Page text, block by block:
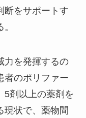
断をサポートす
力を発揮するの
者のポリファー
5剤以上の薬剤を
現状で、薬物間